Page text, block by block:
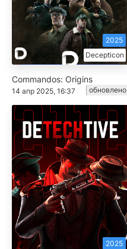
Decepticon
2025
Commandos: Origins
14 апр 2025, 16:37 обновлено
2025